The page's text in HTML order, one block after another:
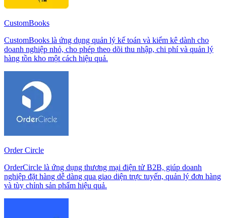
CustomBooks
CustomBooks là ứng dụng quản lý kế toán và kiểm kê dành cho
doanh nghiệp nhỏ, cho phép theo dõi thu nhập, chi phí và quản lý
hàng tồn kho một cách hiệu quả.
Order Circle
OrderCircle là ứng dụng thương mại điện tử B2B, giúp doanh
nghiệp đặt hàng dễ dàng qua giao diện trực tuyến, quản lý đơn hàng
và tùy chỉnh sản phẩm hiệu quả.